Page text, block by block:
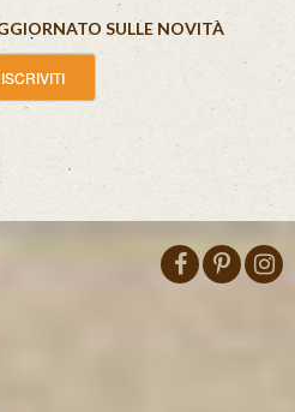
SULLE NOVITÀ